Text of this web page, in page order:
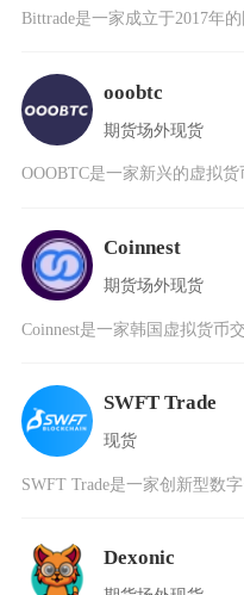
ooobtc
期货场外现货
Coinnest
期货场外现货
SWFT Trade
现货
Dexonic